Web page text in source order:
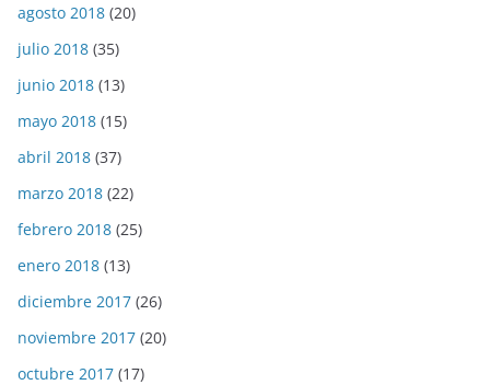
agosto 2018 (20)
julio 2018 (35)
junio 2018 (13)
mayo 2018 (15)
abril 2018 (37)
marzo 2018 (22)
febrero 2018 (25)
enero 2018 (13)
diciembre 2017 (26)
noviembre 2017 (20)
octubre 2017 (17)